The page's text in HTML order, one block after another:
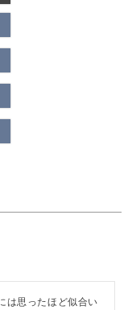
は思ったほど似合い